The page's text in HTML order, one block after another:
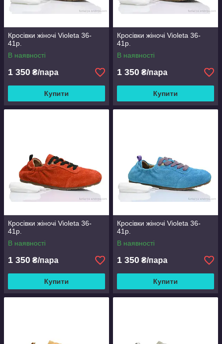
Кросівки жіночі Violeta 36-
41р.
В наявності
1 350 ₴/пара
Купити
Кросівки жіночі Violeta 36-
41р.
В наявності
1 350 ₴/пара
Купити
Кросівки жіночі Violeta 36-
41р.
В наявності
1 350 ₴/пара
Купити
Кросівки жіночі Violeta 36-
41р.
В наявності
1 350 ₴/пара
Купити